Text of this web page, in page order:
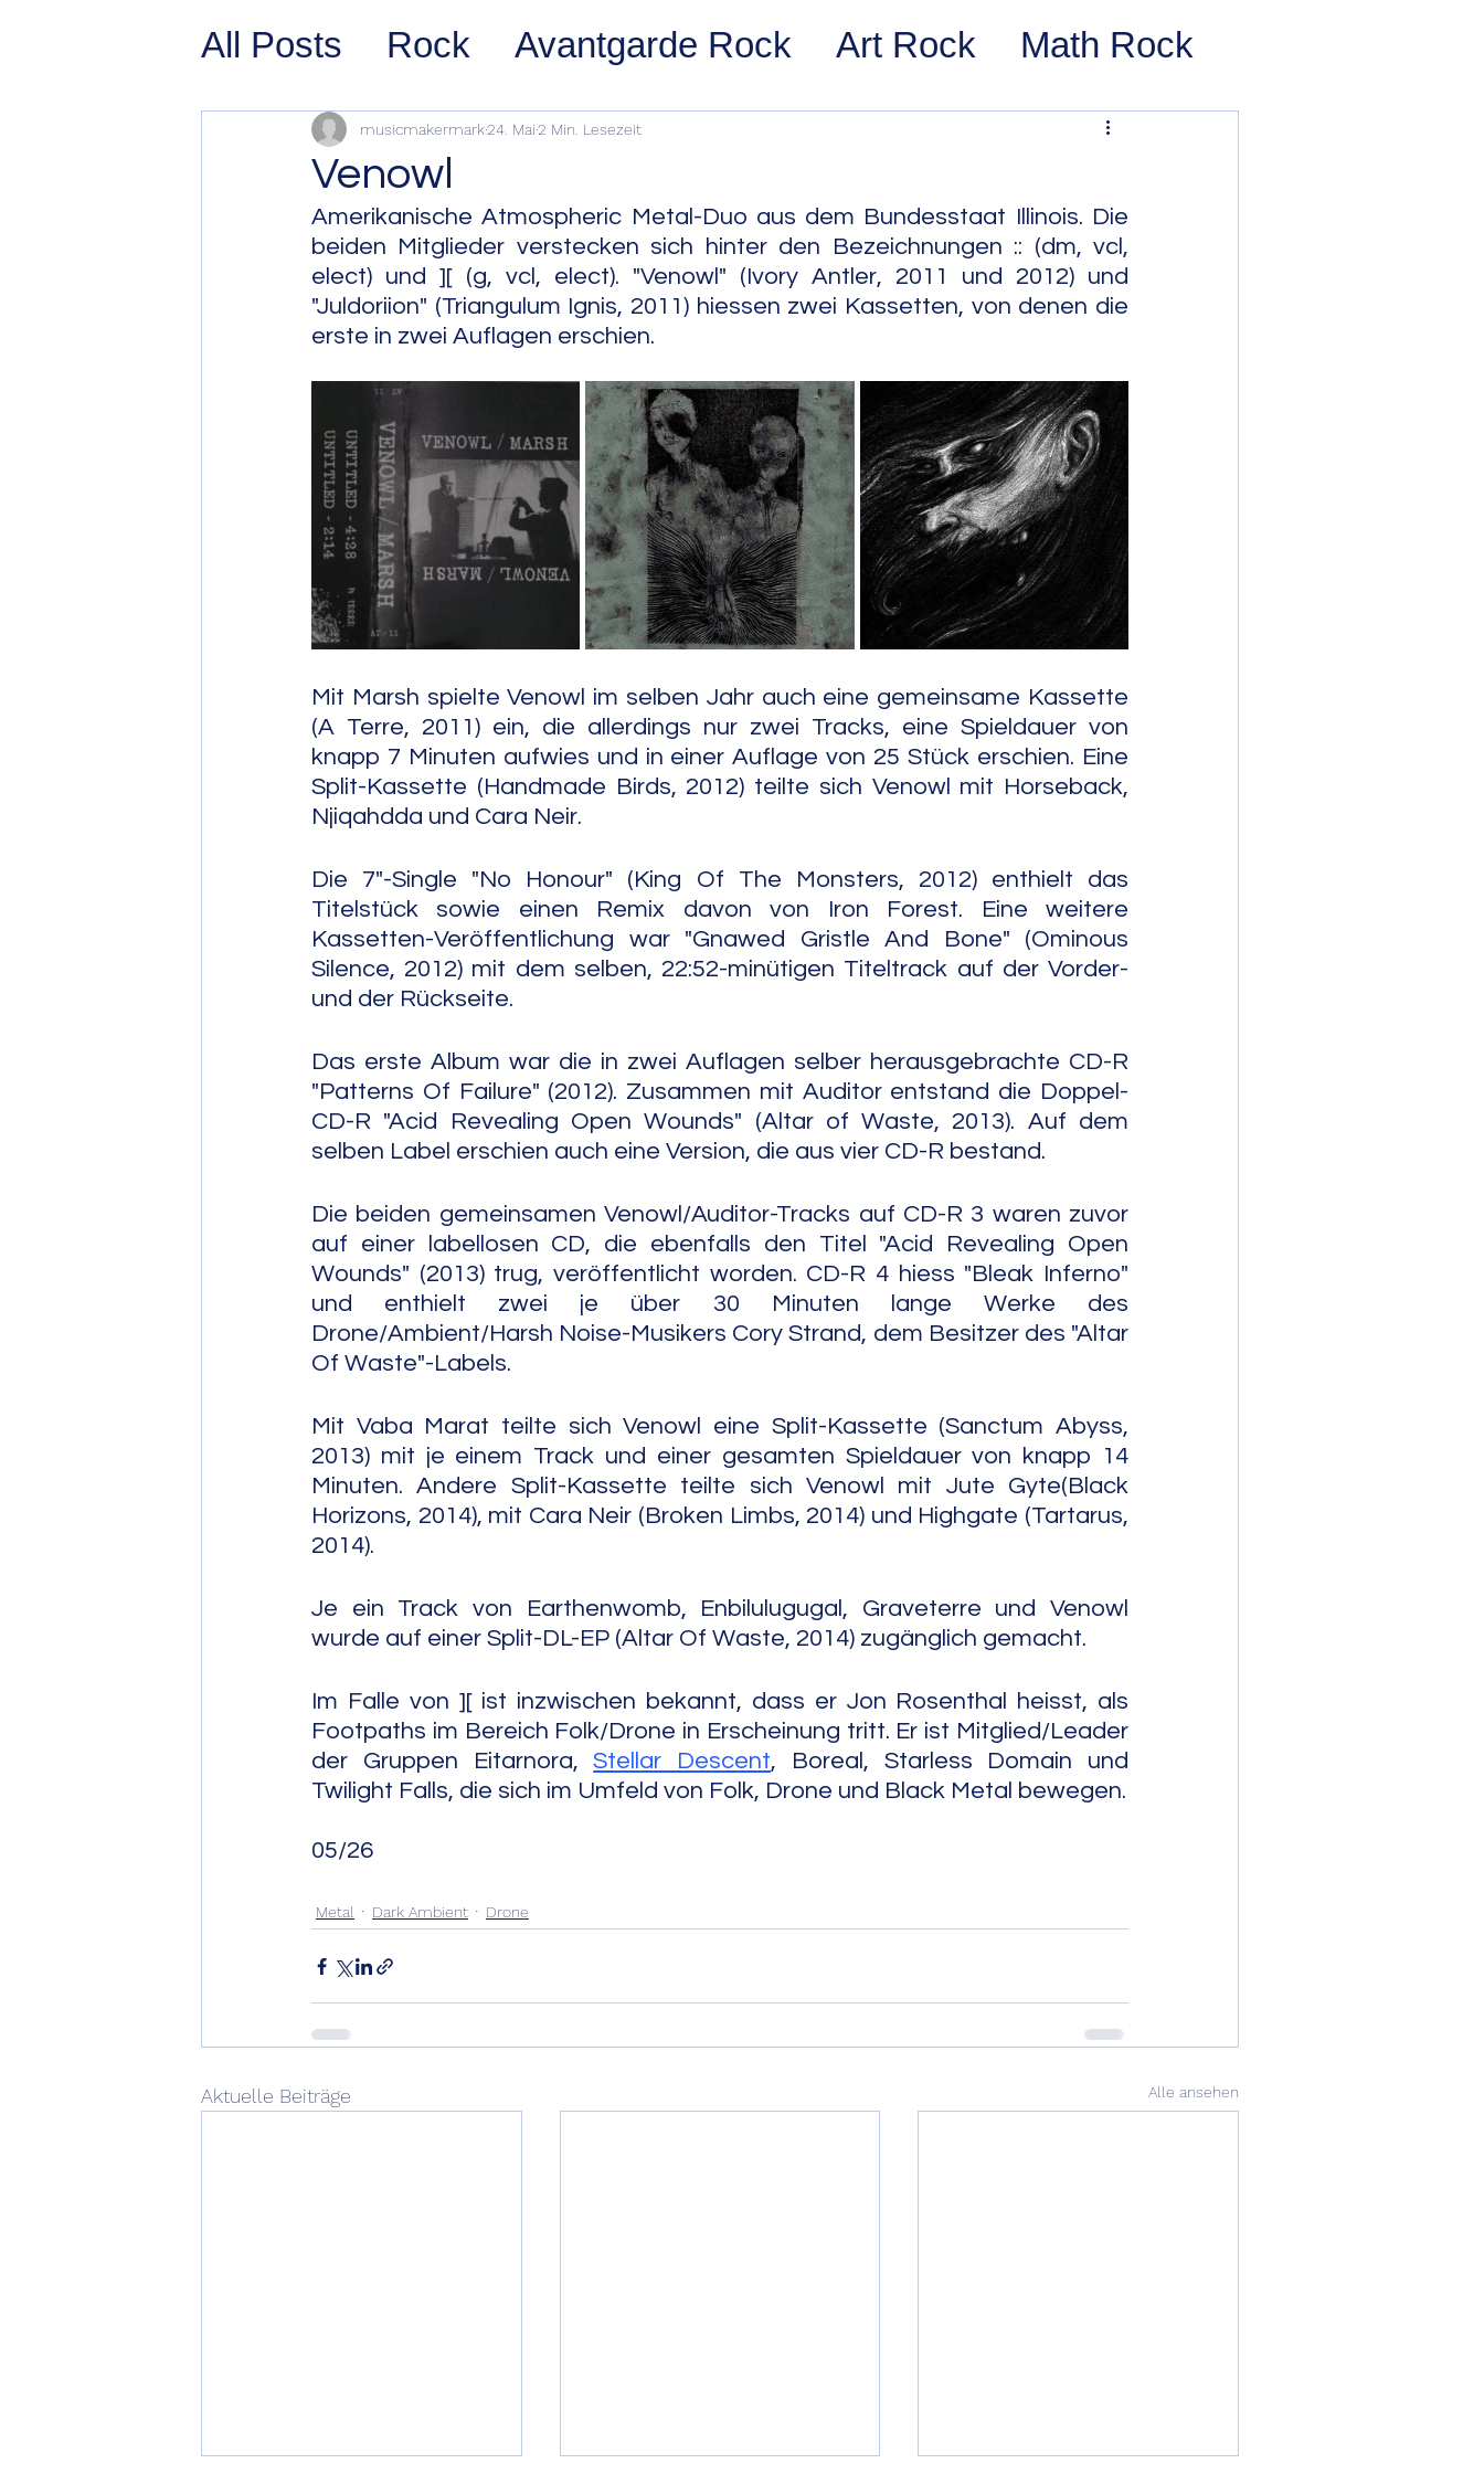
All Posts Rock Avantgarde Rock Art Rock Math Rock
Prog Rock Post Rock
Psychedelic/Space Rock Stoner Rock Alternative Rock
Hard Rock Garage Rock Indie Rock/Indie Pop Pop
Avant Pop Synth Pop Jazz Acid Jazz Swing
Westcoast Jazz Cool Jazz Bebop Hard Bop Modal
Post Bop Free Jazz Free Improv Contemporary Jazz
Soul Jazz
Venowl
musicmakermark24. Mai2 Min. Lesezeit
Amerikanische Atmospheric Metal-Duo aus dem Bundesstaat Illinois. Die
beiden Mitglieder verstecken sich hinter den Bezeichnungen :: (dm, vcl,
elect) und ][ (g, vcl, elect). "Venowl" (Ivory Antler, 2011 und 2012) und
"Juldoriion" (Triangulum Ignis, 2011) hiessen zwei Kassetten, von denen die
erste in zwei Auflagen erschien.
Mit Marsh spielte Venowl im selben Jahr auch eine gemeinsame Kassette
(A Terre, 2011) ein, die allerdings nur zwei Tracks, eine Spieldauer von
knapp 7 Minuten aufwies und in einer Auflage von 25 Stück erschien. Eine
Split-Kassette (Handmade Birds, 2012) teilte sich Venowl mit Horseback,
Njiqahdda und Cara Neir.
Die 7"-Single "No Honour" (King Of The Monsters, 2012) enthielt das
Titelstück sowie einen Remix davon von Iron Forest. Eine weitere
Kassetten-Veröffentlichung war "Gnawed Gristle And Bone" (Ominous
Silence, 2012) mit dem selben, 22:52-minütigen Titeltrack auf der Vorder-
und der Rückseite.
Das erste Album war die in zwei Auflagen selber herausgebrachte CD-R
"Patterns Of Failure" (2012). Zusammen mit Auditor entstand die Doppel-
CD-R "Acid Revealing Open Wounds" (Altar of Waste, 2013). Auf dem
selben Label erschien auch eine Version, die aus vier CD-R bestand.
Die beiden gemeinsamen Venowl/Auditor-Tracks auf CD-R 3 waren zuvor
auf einer labellosen CD, die ebenfalls den Titel "Acid Revealing Open
Wounds" (2013) trug, veröffentlicht worden. CD-R 4 hiess "Bleak Inferno"
und enthielt zwei je über 30 Minuten lange Werke des
Drone/Ambient/Harsh Noise-Musikers Cory Strand, dem Besitzer des "Altar
Of Waste"-Labels.
Mit Vaba Marat teilte sich Venowl eine Split-Kassette (Sanctum Abyss,
2013) mit je einem Track und einer gesamten Spieldauer von knapp 14
Minuten. Andere Split-Kassette teilte sich Venowl mit Jute Gyte(Black
Horizons, 2014), mit Cara Neir (Broken Limbs, 2014) und Highgate (Tartarus,
2014).
Je ein Track von Earthenwomb, Enbilulugugal, Graveterre und Venowl
wurde auf einer Split-DL-EP (Altar Of Waste, 2014) zugänglich gemacht.
Im Falle von ][ ist inzwischen bekannt, dass er Jon Rosenthal heisst, als
Footpaths im Bereich Folk/Drone in Erscheinung tritt. Er ist Mitglied/Leader
der Gruppen Eitarnora, Stellar Descent, Boreal, Starless Domain und
Twilight Falls, die sich im Umfeld von Folk, Drone und Black Metal bewegen.
05/26
Metal Dark Ambient Drone
Aktuelle Beiträge Alle ansehen